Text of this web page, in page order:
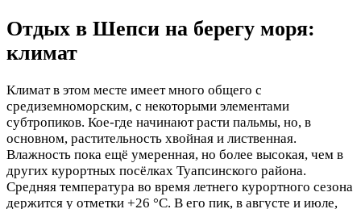
Отдых в Шепси на берегу моря:
климат
Климат в этом месте имеет много общего с
средиземноморским, с некоторыми элементами
субтропиков. Кое-где начинают расти пальмы, но, в
основном, растительность хвойная и лиственная.
Влажность пока ещё умеренная, но более высокая, чем в
других курортных посёлках Туапсинского района.
Средняя температура во время летнего курортного сезона
держится у отметки +26 °C. В его пик, в августе и июле,